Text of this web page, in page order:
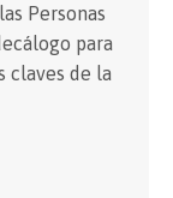
Personas
para
claves de la